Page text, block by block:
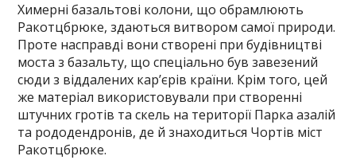
Химерні базальтові колони, що обрамлюють
Ракотцбрюке, здаються витвором самої природи.
Проте насправді вони створені при будівництві
моста з базальту, що спеціально був завезений
сюди з віддалених кар’єрів країни. Крім того, цей
же матеріал використовували при створенні
штучних гротів та скель на території Парка азалій
та рододендронів, де й знаходиться Чортів міст
Ракотцбрюке.